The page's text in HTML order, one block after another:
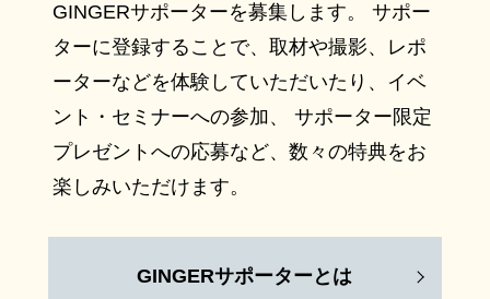
GINGERサポーターを募集します。 サポー
ターに登録することで、取材や撮影、レポ
ーターなどを体験していただいたり、イベ
ント・セミナーへの参加、 サポーター限定
プレゼントへの応募など、数々の特典をお
楽しみいただけます。
GINGERサポーターとは